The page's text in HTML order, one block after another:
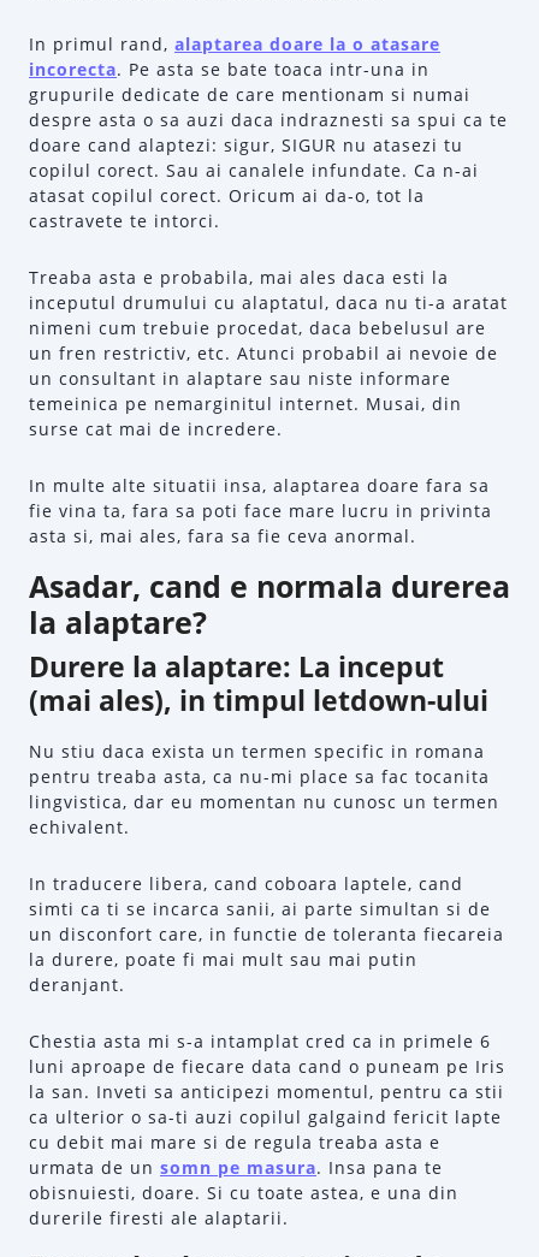
In primul rand, alaptarea doare la o atasare
incorecta. Pe asta se bate toaca intr-una in
grupurile dedicate de care mentionam si numai
despre asta o sa auzi daca indraznesti sa spui ca te
doare cand alaptezi: sigur, SIGUR nu atasezi tu
copilul corect. Sau ai canalele infundate. Ca n-ai
atasat copilul corect. Oricum ai da-o, tot la
castravete te intorci.
Treaba asta e probabila, mai ales daca esti la
inceputul drumului cu alaptatul, daca nu ti-a aratat
nimeni cum trebuie procedat, daca bebelusul are
un fren restrictiv, etc. Atunci probabil ai nevoie de
un consultant in alaptare sau niste informare
temeinica pe nemarginitul internet. Musai, din
surse cat mai de incredere.
In multe alte situatii insa, alaptarea doare fara sa
fie vina ta, fara sa poti face mare lucru in privinta
asta si, mai ales, fara sa fie ceva anormal.
Asadar, cand e normala durerea
la alaptare?
Durere la alaptare: La inceput
(mai ales), in timpul letdown-ului
Nu stiu daca exista un termen specific in romana
pentru treaba asta, ca nu-mi place sa fac tocanita
lingvistica, dar eu momentan nu cunosc un termen
echivalent.
In traducere libera, cand coboara laptele, cand
simti ca ti se incarca sanii, ai parte simultan si de
un disconfort care, in functie de toleranta fiecareia
la durere, poate fi mai mult sau mai putin
deranjant.
Chestia asta mi s-a intamplat cred ca in primele 6
luni aproape de fiecare data cand o puneam pe Iris
la san. Inveti sa anticipezi momentul, pentru ca stii
ca ulterior o sa-ti auzi copilul galgaind fericit lapte
cu debit mai mare si de regula treaba asta e
urmata de un somn pe masura. Insa pana te
obisnuiesti, doare. Si cu toate astea, e una din
durerile firesti ale alaptarii.